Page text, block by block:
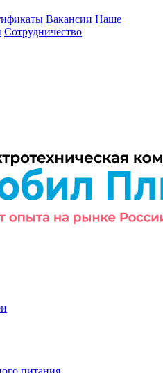
Вакансии Наше
Сотрудничество
питания